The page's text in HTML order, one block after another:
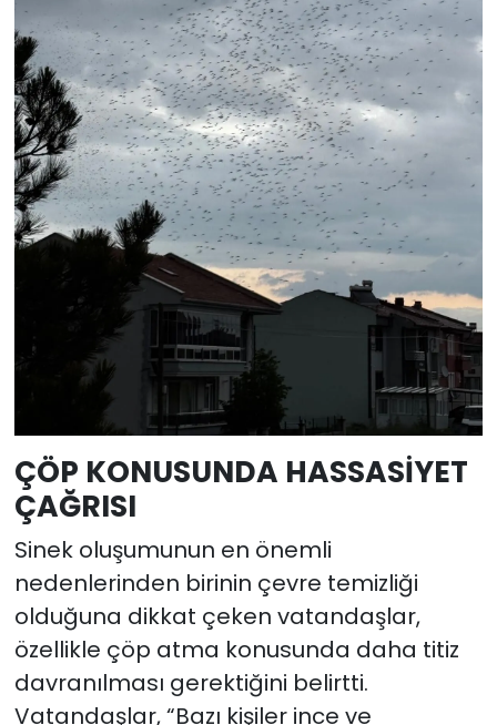
ÇÖP KONUSUNDA HASSASİYET
ÇAĞRISI
Sinek oluşumunun en önemli
nedenlerinden birinin çevre temizliği
olduğuna dikkat çeken vatandaşlar,
özellikle çöp atma konusunda daha titiz
davranılması gerektiğini belirtti.
Vatandaşlar, “Bazı kişiler ince ve